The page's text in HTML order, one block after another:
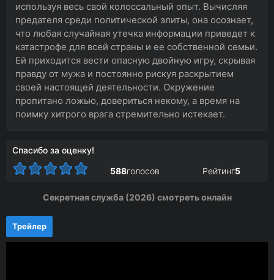
используя весь свой колоссальный опыт. Вычисляя
предателя среди политической элиты, она осознает,
что любая случайная утечка информации приведет к
катастрофе для всей страны и ее собственной семьи.
Ей приходится вести опасную двойную игру, скрывая
правду от мужа и постоянно рискуя раскрытием
своей настоящей деятельности. Окружение
пропитано ложью, довериться некому, а время на
поимку хитрого врага стремительно истекает.
Спасибо за оценку!
588голосов Рейтинг5
Секретная служба (2026) смотреть онлайн
Трейлер